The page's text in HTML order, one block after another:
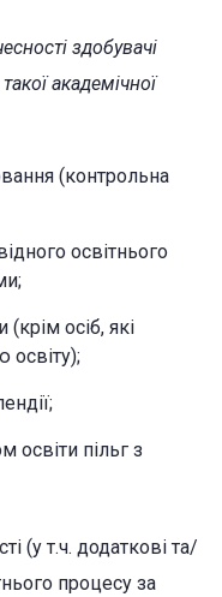
здобувачі
академічної
(контрольна
освітнього
(крім осіб, які
освіту);
освіти пільг з
(у т.ч. додаткові та/
процесу за